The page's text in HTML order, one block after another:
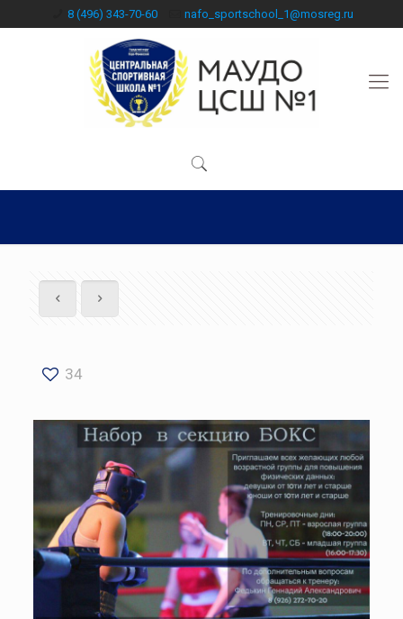
8 (496) 343-70-60 nafo_sportschool_1@mosreg.ru
34